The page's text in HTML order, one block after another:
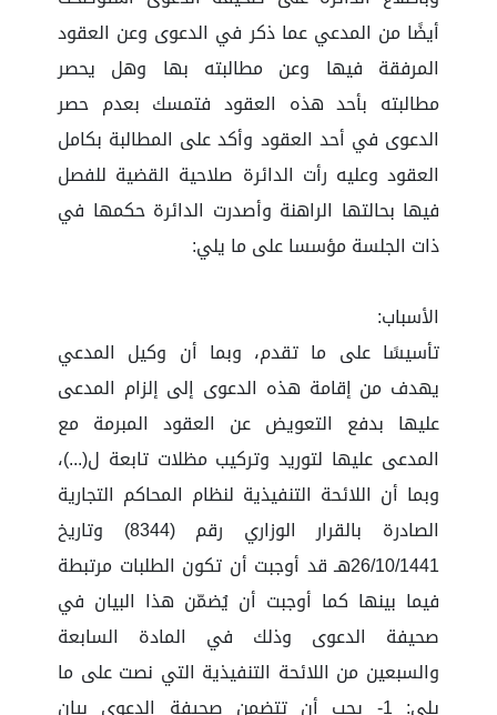
أيضًا من المدعي عما ذكر في الدعوى وعن العقود
المرفقة فيها وعن مطالبته بها وهل يحصر
مطالبته بأحد هذه العقود فتمسك بعدم حصر
الدعوى في أحد العقود وأكد على المطالبة بكامل
العقود وعليه رأت الدائرة صلاحية القضية للفصل
فيها بحالتها الراهنة وأصدرت الدائرة حكمها في
ذات الجلسة مؤسسا على ما يلي:
الأسباب:
تأسيسًا على ما تقدم، وبما أن وكيل المدعي
يهدف من إقامة هذه الدعوى إلى إلزام المدعى
عليها بدفع التعويض عن العقود المبرمة مع
المدعى عليها لتوريد وتركيب مظلات تابعة ل(...)،
وبما أن اللائحة التنفيذية لنظام المحاكم التجارية
الصادرة بالقرار الوزاري رقم (8344) وتاريخ
26/10/1441هـ قد أوجبت أن تكون الطلبات مرتبطة
فيما بينها كما أوجبت أن يُضمّن هذا البيان في
صحيفة الدعوى وذلك في المادة السابعة
والسبعين من اللائحة التنفيذية التي نصت على ما
يلي: 1- يجب أن تتضمن صحيفة الدعوى بيان